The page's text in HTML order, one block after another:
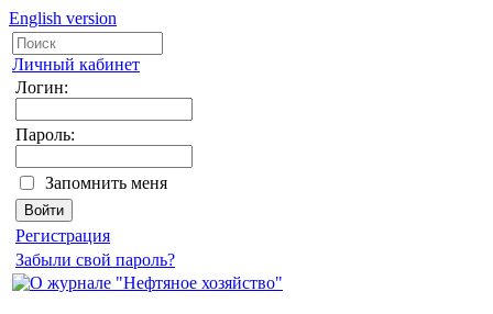
English version
Личный кабинет
Логин:
Пароль:
Запомнить меня
Регистрация
Забыли свой пароль?